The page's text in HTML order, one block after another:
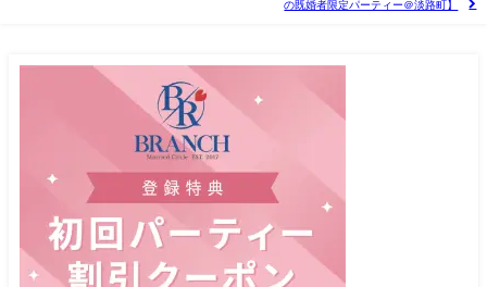
の既婚者限定パーティー＠淡路町】